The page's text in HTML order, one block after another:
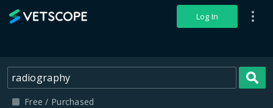
Log In
Free / Purchased